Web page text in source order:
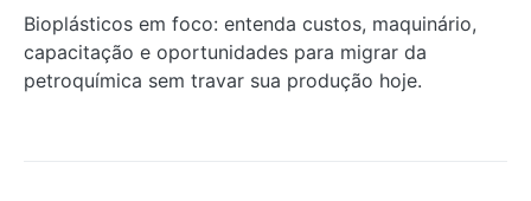
Bioplásticos em foco: entenda custos, maquinário,
capacitação e oportunidades para migrar da
petroquímica sem travar sua produção hoje.